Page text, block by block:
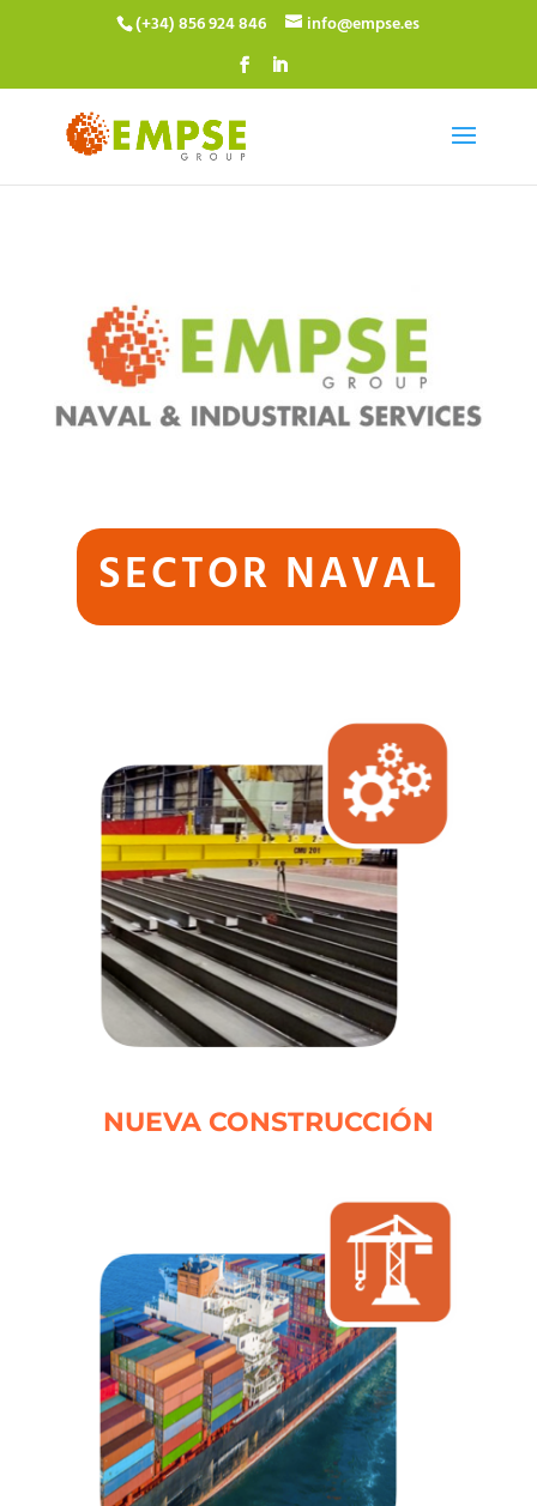
(+34) 856 924 846 info@empse.es
SECTOR NAVAL
NUEVA CONSTRUCCIÓN